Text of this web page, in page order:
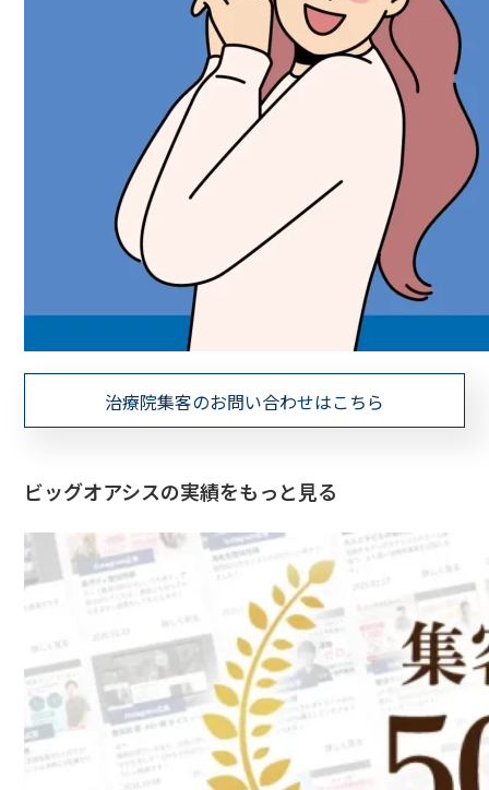
治療院集客のお問い合わせはこちら
ビッグオアシスの実績をもっと見る